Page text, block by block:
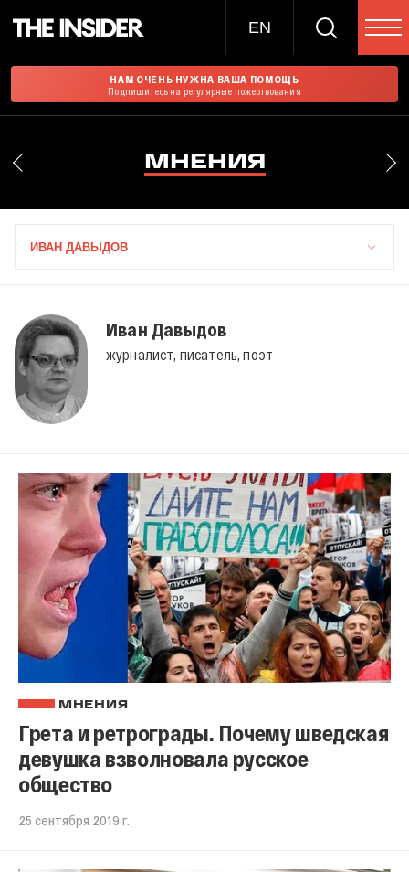
EN
НАМ ОЧЕНЬ НУЖНА ВАША ПОМОЩЬ
Подпишитесь на регулярные пожертвования
МНЕНИЯ
ИВАН ДАВЫДОВ
Иван Давыдов
журналист, писатель, поэт
МНЕНИЯ
Грета и ретрограды. Почему шведская
девушка взволновала русское
общество
25 сентября 2019 г.